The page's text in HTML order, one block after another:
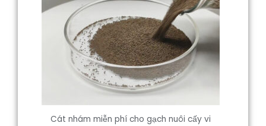
Cát nhám miễn phí cho gạch nuôi cấy vi